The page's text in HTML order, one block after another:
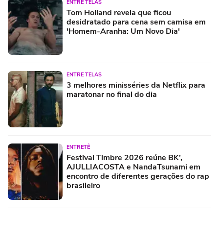
ENTRE TELAS
Tom Holland revela que ficou
desidratado para cena sem camisa em
'Homem-Aranha: Um Novo Dia'
ENTRE TELAS
3 melhores minisséries da Netflix para
maratonar no final do dia
ENTRETÊ
Festival Timbre 2026 reúne BK’,
AJULLIACOSTA e NandaTsunami em
encontro de diferentes gerações do rap
brasileiro